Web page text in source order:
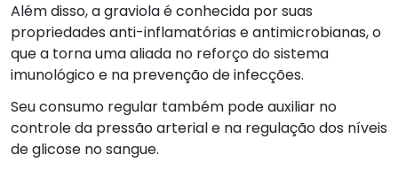
Além disso, a graviola é conhecida por suas
propriedades anti-inflamatórias e antimicrobianas, o
que a torna uma aliada no reforço do sistema
imunológico e na prevenção de infecções.
Seu consumo regular também pode auxiliar no
controle da pressão arterial e na regulação dos níveis
de glicose no sangue.